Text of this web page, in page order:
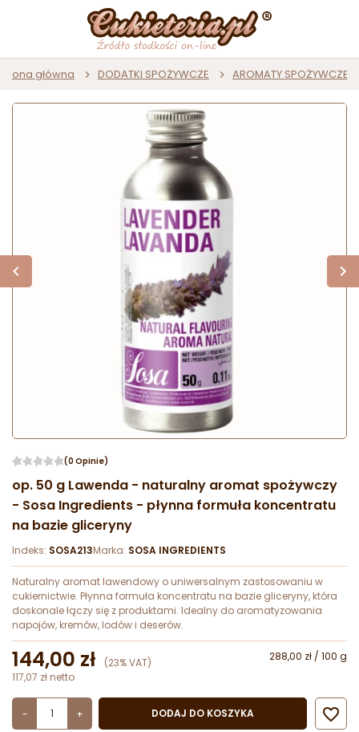
główna DODATKI SPOŻYWCZE AROMATY SPOŻYWCZE
(0 Opinie)
op. 50 g Lawenda - naturalny aromat spożywczy
- Sosa Ingredients - płynna formuła koncentratu
na bazie gliceryny
Indeks: SOSA213Marka: SOSA INGREDIENTS
Naturalny aromat lawendowy o uniwersalnym zastosowaniu w
cukiernictwie. Płynna formuła koncentratu na bazie gliceryny, która
doskonale łączy się z produktami. Idealny do aromatyzowania
napojów, kremów, lodów i deserów.
144,00 zł (23% VAT)
288,00 zł / 100 g
117,07 zł netto
- + DODAJ DO KOSZYKA 